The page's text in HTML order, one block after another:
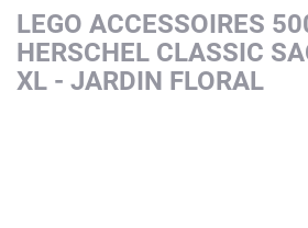
LEGO ACCESSOIRES
HERSCHEL CLASSIC
XL - JARDIN FLORAL